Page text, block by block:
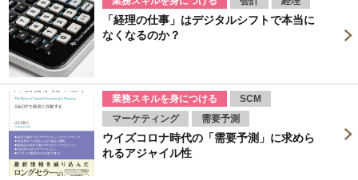
「経理の仕事」はデジタルシフトで本当に
なくなるのか？
業務スキルを身につける
SCM
マーケティング
需要予測
ウイズコロナ時代の「需要予測」に求めら
れるアジャイル性